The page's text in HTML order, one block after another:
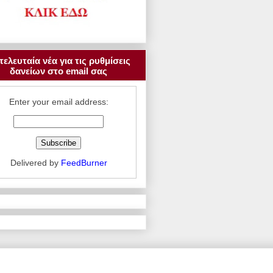
νέα για τις ρυθμίσεις
δανείων στο email σας
Enter your email address:
Delivered by FeedBurner